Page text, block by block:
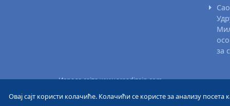
за
Израда сајта www.areadizajn.com
Овај сајт користи колачиће. Колачићи се користе за анализу